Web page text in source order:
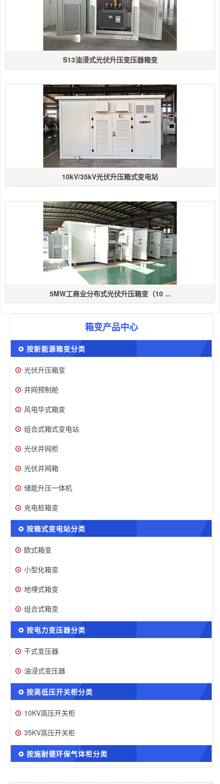
S13油浸式光伏升压变压器箱变
10kV/35kV光伏升压箱式变电站
5MW工商业分布式光伏升压箱变（10 ...
箱变产品中心
按新能源箱变分类
光伏升压箱变
并网预制舱
风电华式箱变
组合式箱式变电站
光伏并网柜
光伏并网箱
储能升压一体机
充电桩箱变
按箱式变电站分类
欧式箱变
小型化箱变
地埋式箱变
组合式箱变
按电力变压器分类
干式变压器
油浸式变压器
按高低压开关柜分类
10KV高压开关柜
35KV高压开关柜
按施耐德环保气体柜分类